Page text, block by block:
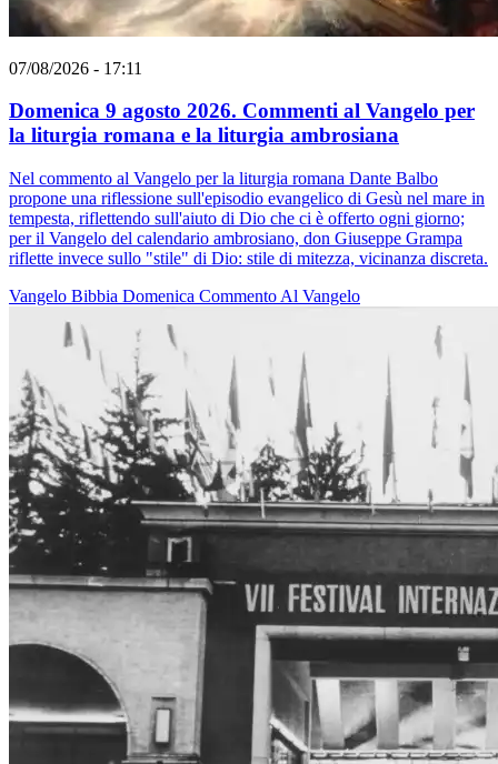
07/08/2026 - 17:11
Domenica 9 agosto 2026. Commenti al Vangelo per
la liturgia romana e la liturgia ambrosiana
Nel commento al Vangelo per la liturgia romana Dante Balbo
propone una riflessione sull'episodio evangelico di Gesù nel mare in
tempesta, riflettendo sull'aiuto di Dio che ci è offerto ogni giorno;
per il Vangelo del calendario ambrosiano, don Giuseppe Grampa
riflette invece sullo "stile" di Dio: stile di mitezza, vicinanza discreta.
Vangelo Bibbia Domenica Commento Al Vangelo